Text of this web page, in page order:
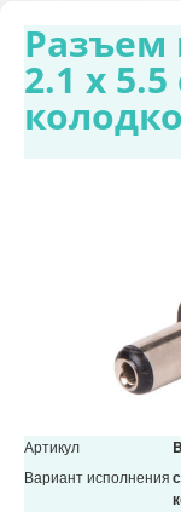
Разъем
2.1 х
Артикул
Вариант исполнения